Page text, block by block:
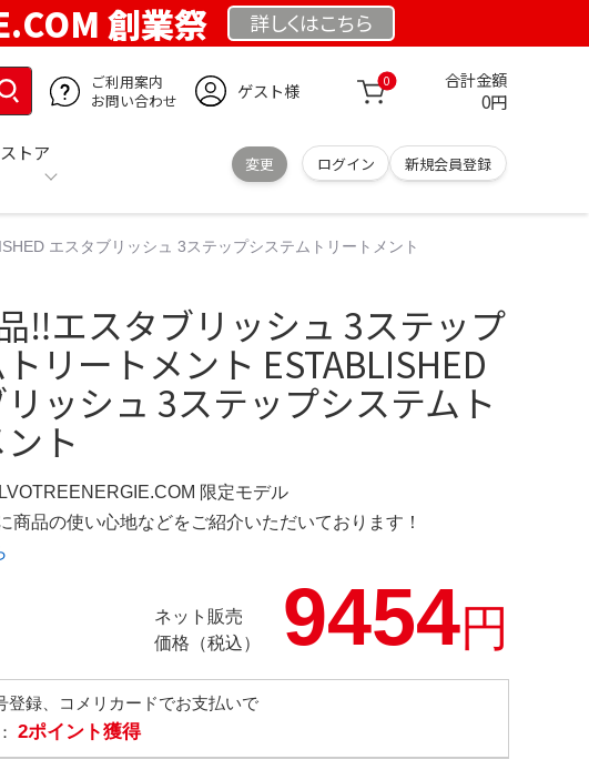
創業祭 詳しくはこちら
ご利用案内
お問い合わせ
ゲスト様 0 合計金額
0円
トア
変更 ログイン 新規会員登録
エスタブリッシュ 3ステップシステムトリートメント
‼️エスタブリッシュ 3ステップ
リートメント ESTABLISHED
ッシュ 3ステップシステムト
ト
限定モデル
商品の使い心地などをご紹介いただいております！
ネット販売
価格（税込）
9454円
登録、コメリカードでお支払いで
2ポイント獲得